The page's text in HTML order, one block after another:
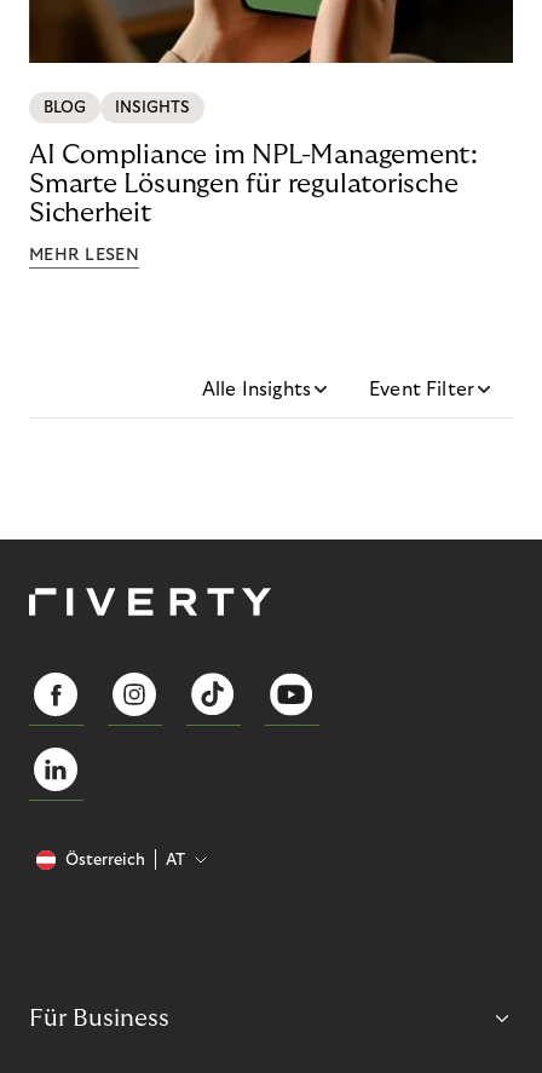
BLOG INSIGHTS
AI Compliance im NPL-Management:
Smarte Lösungen für regulatorische
Sicherheit
MEHR LESEN
Alle Insights Event Filter
Österreich AT
Für Business